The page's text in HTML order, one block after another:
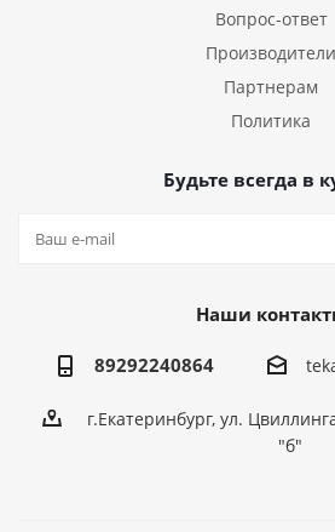
Вопрос-ответ
Производители
Партнерам
Политика
Будьте всегда в
Наши
89292240864
г.Екатеринбург, ул.
"б"